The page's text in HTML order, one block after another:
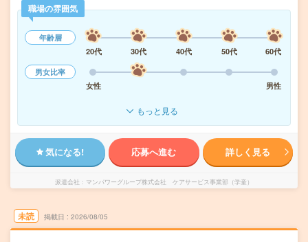
職場の雰囲気
年齢層
20代
30代 40代 50代
60代
男女比率
女性
男性
もっと見る
気になる! 応募へ進む 詳しく見る
派遣会社 マンパワーグループ株式会社 ケアサービス事業部（学童）
未読 掲載日 2026/08/05